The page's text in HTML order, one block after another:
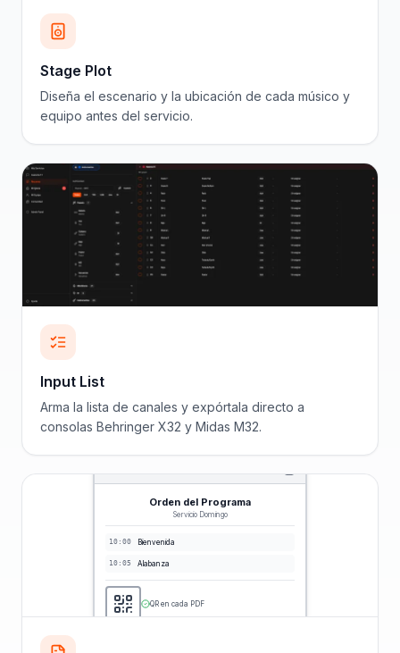
Stage Plot
Diseña el escenario y la ubicación de cada músico y
equipo antes del servicio.
Input List
Arma la lista de canales y expórtala directo a
consolas Behringer X32 y Midas M32.
Orden del Programa
Servicio Domingo
10:00 Bienvenida
10:05 Alabanza
QR en cada PDF